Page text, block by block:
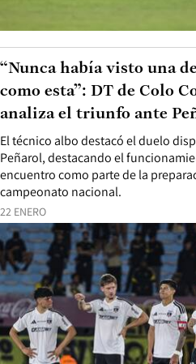
22 ENERO
El técnico albo destacó el duelo
Peñarol, destacando el
encuentro como parte de la
campeonato nacional.
“Nunca había visto una
como esta”: DT de Colo
analiza el triunfo ante